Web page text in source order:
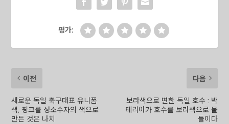
평가:
이전
새로운 독일 축구대표 유니폼
색, 핑크를 성소수자의 색으로
만든 것은 나치
다음
보라색으로 변한 독일 호수 : 박
테리아가 호수를 보라색으로 물
들이다